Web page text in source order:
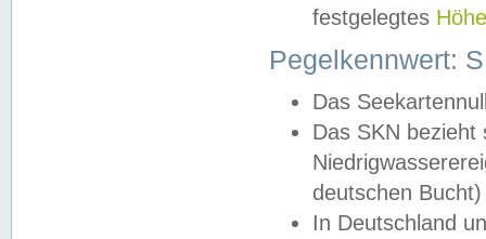
festgelegtes
Pegelkennwert:
Das
Das SKN
deutschen
In Deutschland